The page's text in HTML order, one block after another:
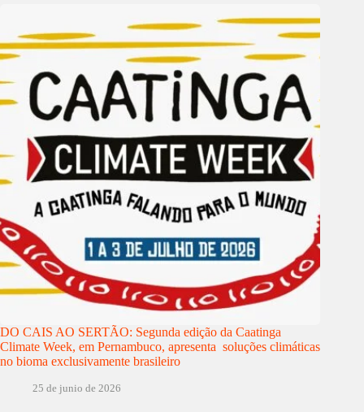
DO CAIS AO SERTÃO: Segunda edição da Caatinga
Climate Week, em Pernambuco, apresenta soluções climáticas
no bioma exclusivamente brasileiro
25 de junio de 2026